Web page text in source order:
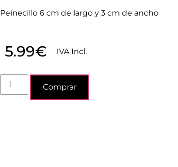
Peinecillo 6 cm de largo y 3 cm de ancho
5.99€ IVA Incl.
Comprar